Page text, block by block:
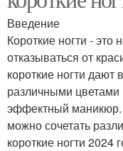
Введение
Короткие ногти - это
отказываться от
короткие ногти дают
различными цветами
эффектный маникюр.
можно сочетать
короткие ногти 2024